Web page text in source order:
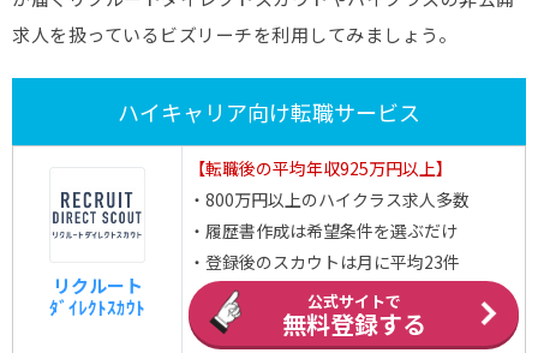
求人を扱っているビズリーチを利用してみましょう。
ハイキャリア向け転職サービス
リクルート
ﾀﾞｲﾚｸﾄｽｶｳﾄ
【転職後の平均年収925万円以上】
・800万円以上のハイクラス求人多数
・履歴書作成は希望条件を選ぶだけ
・登録後のスカウトは月に平均23件
公式サイトで
無料登録する